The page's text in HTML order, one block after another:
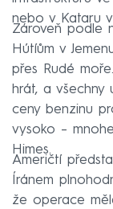
nebo v Kataru
Zároveň podle
Hútíům v
přes Rudé
hrát, a všechny
ceny benzinu
vysoko –
Himes.
Američtí
Íránem
že operace